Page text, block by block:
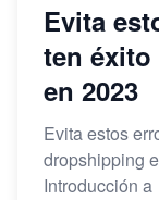
Evita
ten
en 2023
Evita estos
dropshipping
Introducción a